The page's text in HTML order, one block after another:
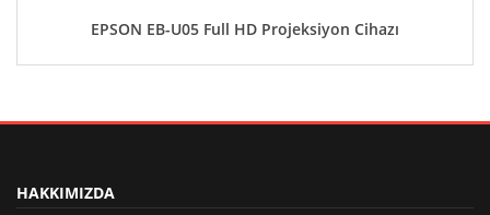
EPSON EB-U05 Full HD Projeksiyon Cihazı
HAKKIMIZDA